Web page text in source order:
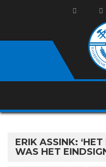
ERIK ASSINK:
WAS HET